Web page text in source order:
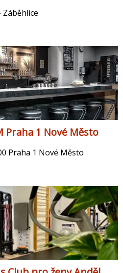
Záběhlice
Praha 1 Nové Město
Praha 1 Nové Město